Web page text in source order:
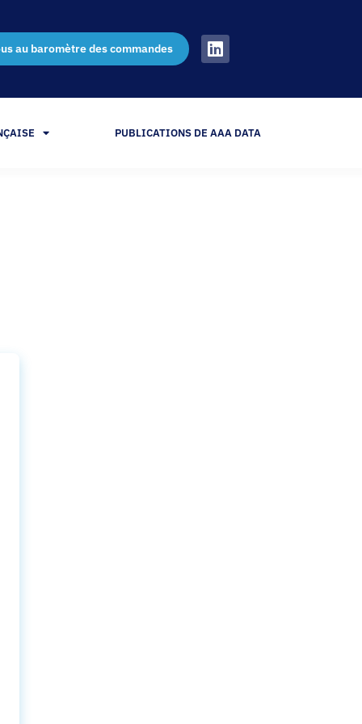
au baromètre des commandes
PUBLICATIONS DE AAA DATA